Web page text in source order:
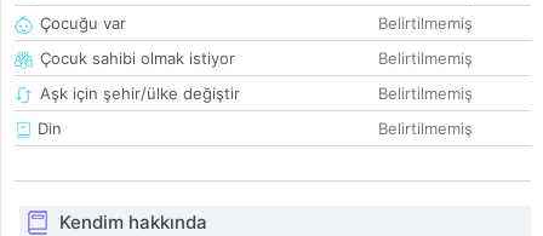
Çocuğu var
Belirtilmemiş
Çocuk sahibi olmak istiyor
Belirtilmemiş
Aşk için şehir/ülke değiştir
Belirtilmemiş
Din
Belirtilmemiş
Kendim hakkında